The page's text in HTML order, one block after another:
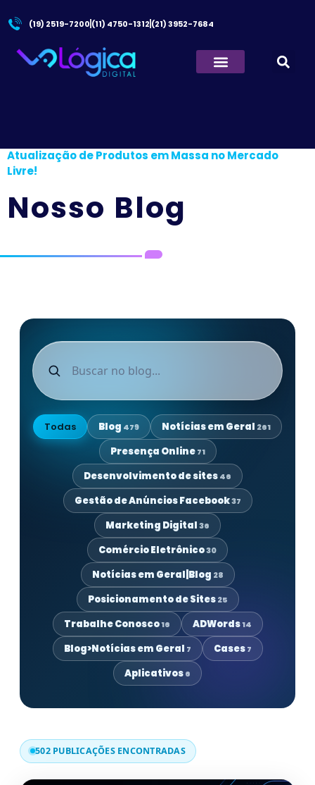
(19) 2519-7200 (11) 4750-1312 (21) 3952-7684
Atualização de Produtos em Massa no Mercado
Livre!
Nosso Blog
Todas Blog 479 Notícias em Geral 261
Presença Online71
Desenvolvimento de sites46
Gestão de Anúncios Facebook37
Marketing Digital36
Comércio Eletrônico30
Notícias em Geral|Blog 28
Posicionamento de Sites25
Trabalhe Conosco16 ADWords14
Blog>Notícias em Geral 7 Cases7
Aplicativos6
502 PUBLICAÇÕES ENCONTRADAS